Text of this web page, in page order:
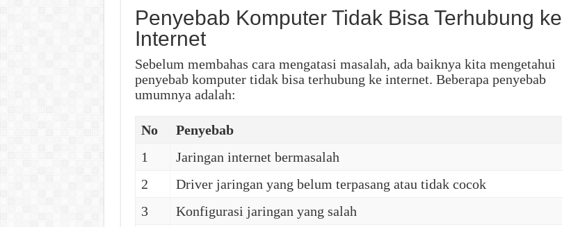
Penyebab Komputer Tidak Bisa Terhubung ke
Internet
Sebelum membahas cara mengatasi masalah, ada baiknya kita mengetahui
penyebab komputer tidak bisa terhubung ke internet. Beberapa penyebab
umumnya adalah:
No
Penyebab
1
Jaringan internet bermasalah
2
Driver jaringan yang belum terpasang atau tidak cocok
3
Konfigurasi jaringan yang salah